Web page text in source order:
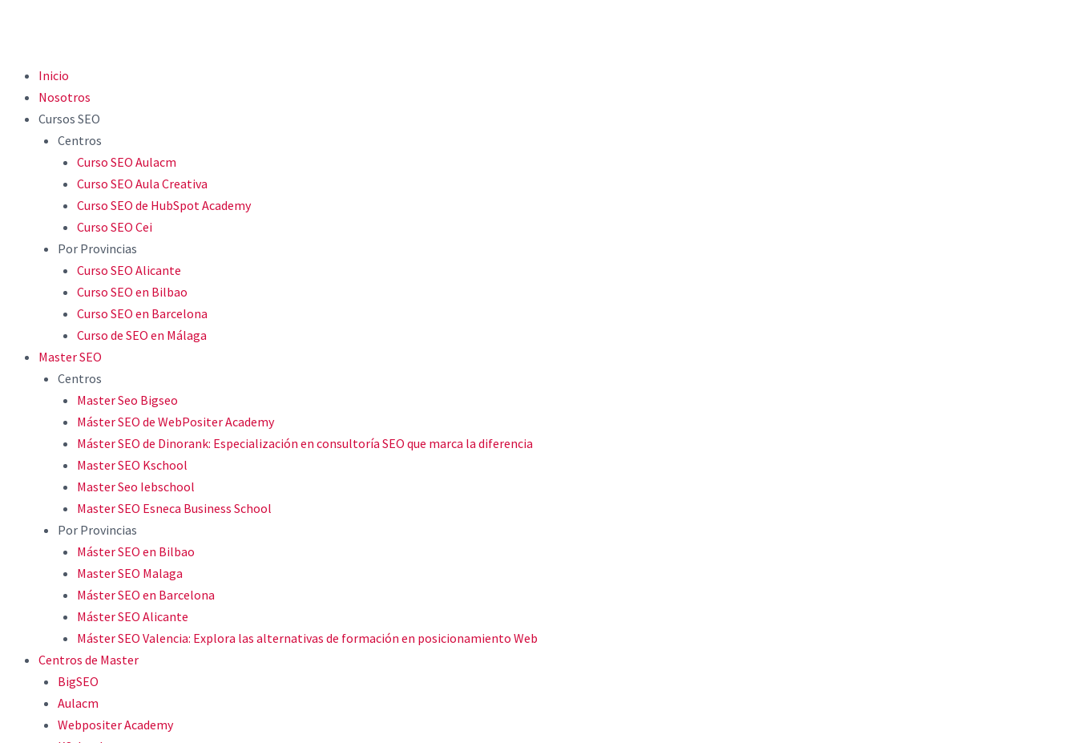
Inicio
Nosotros
Cursos SEO
Centros
Curso SEO Aulacm
Curso SEO Aula Creativa
Curso SEO de HubSpot Academy
Curso SEO Cei
Por Provincias
Curso SEO Alicante
Curso SEO en Bilbao
Curso SEO en Barcelona
Curso de SEO en Málaga
Master SEO
Centros
Master Seo Bigseo
Máster SEO de WebPositer Academy
Máster SEO de Dinorank: Especialización en consultoría SEO que marca la diferencia
Master SEO Kschool
Master Seo Iebschool
Master SEO Esneca Business School
Por Provincias
Máster SEO en Bilbao
Master SEO Malaga
Máster SEO en Barcelona
Máster SEO Alicante
Máster SEO Valencia: Explora las alternativas de formación en posicionamiento Web
Centros de Master
BigSEO
Aulacm
Webpositer Academy